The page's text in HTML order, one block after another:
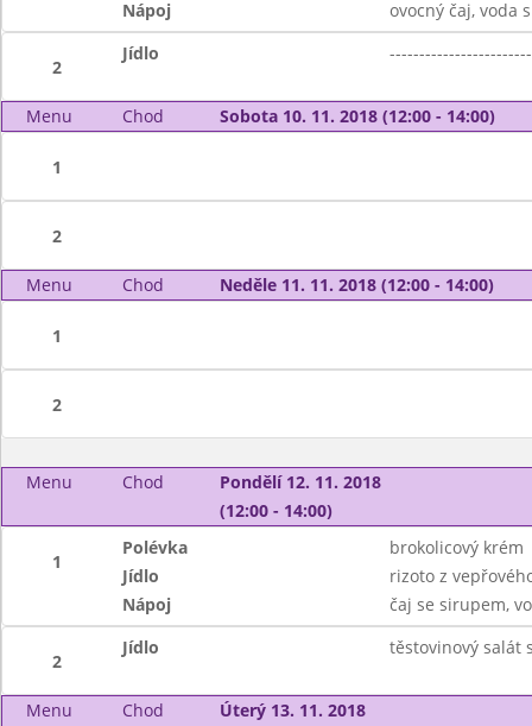
Nápoj
ovocný čaj, voda
2
Jídlo
Menu Chod Sobota 10. 11. 2018 (12:00 - 14:00)
1
2
Menu Chod Neděle 11. 11. 2018 (12:00 - 14:00)
1
2
Menu Chod
Pondělí 12. 11. 2018
(12:00 - 14:00)
1
Polévka
brokolicový krém
Jídlo
rizoto z
Nápoj
čaj se sirupem,
2
Jídlo těstovinový salát
Menu Chod
Úterý 13. 11. 2018